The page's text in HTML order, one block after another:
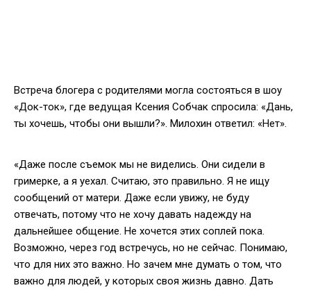
Встреча блогера с родителями могла состояться в шоу
«Док-ток», где ведущая Ксения Собчак спросила: «Дань,
ты хочешь, чтобы они вышли?». Милохин ответил: «Нет».
«Даже после съемок мы не виделись. Они сидели в
гримерке, а я уехал. Считаю, это правильно. Я не ищу
сообщений от матери. Даже если увижу, не буду
отвечать, потому что не хочу давать надежду на
дальнейшее общение. Не хочется этих соплей пока.
Возможно, через год встречусь, но не сейчас. Понимаю,
что для них это важно. Но зачем мне думать о том, что
важно для людей, у которых своя жизнь давно. Дать